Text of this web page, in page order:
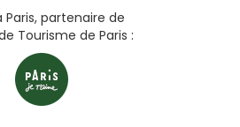
Paris, partenaire de
Tourisme de Paris :